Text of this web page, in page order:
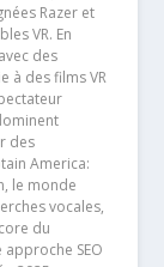
Razer et
VR. En
des
à des films VR
des
America:
le monde
vocales,
du
SEO